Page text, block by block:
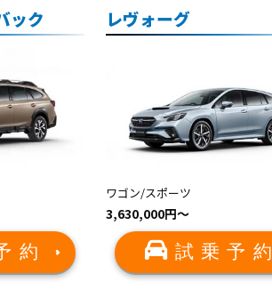
ック
約
レヴォーグ
ワゴン/スポーツ
3,630,000円〜
試乗予約